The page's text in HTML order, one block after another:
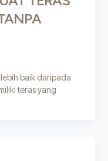
baik daripada
teras yang